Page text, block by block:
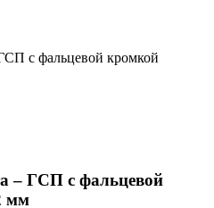
– ГСП с фальцевой
мм